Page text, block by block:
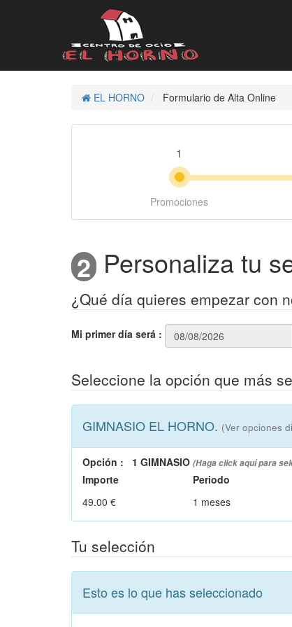
EL HORNO Formulario de Alta Online
1
Promociones
2 Personaliza tu
¿Qué día quieres empezar con
Mi primer día será :
Seleccione la opción que más
GIMNASIO EL HORNO. (Ver opciones
Opción : 1 GIMNASIO (Haga click aquí para
Importe
49.00 €
Periodo
1 meses
Tu selección
Esto es lo que has seleccionado